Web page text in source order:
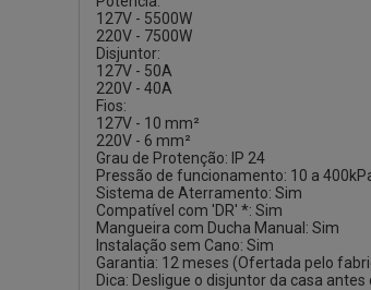
127V - 5500W
220V - 7500W
Disjuntor:
127V - 50A
220V - 40A
Fios:
127V - 10 mm²
220V - 6 mm²
Grau de Protenção: IP 24
Pressão de funcionamento: 10 a
Sistema de Aterramento: Sim
Compatível com 'DR' *: Sim
Mangueira com Ducha Manual: Sim
Instalação sem Cano: Sim
Garantia: 12 meses (Ofertada pelo
Dica: Desligue o disjuntor da casa